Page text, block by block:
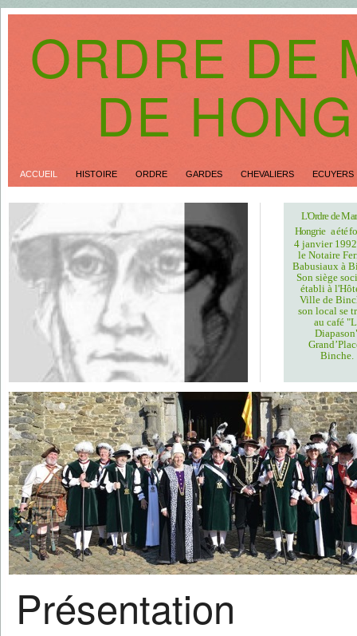
ORDRE DE
DE
ACCUEIL HISTOIRE ORDRE GARDES CHEVALIERS ECUYERS
Présentation
L'Ordre de
Hongrie a été
4 janvier
le Notaire
Babusiaux à
Son siège
établi à
Ville de
son local se
au café
Binche.